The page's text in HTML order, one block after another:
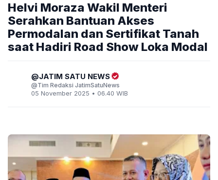
Helvi Moraza Wakil Menteri
Serahkan Bantuan Akses
Permodalan dan Sertifikat Tanah
saat Hadiri Road Show Loka Modal
JATIM SATU NEWS
Tim Redaksi JatimSatuNews
05 November 2025 • 06.40 WIB